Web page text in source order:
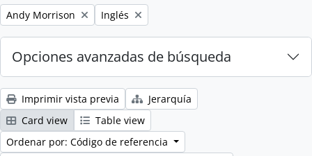
Remove filter:
Andy Morrison Remove filter:
Inglés
Opciones avanzadas de búsqueda
Imprimir vista previa
Jerarquía
Card view
Table view
Ordenar por: Código de referencia